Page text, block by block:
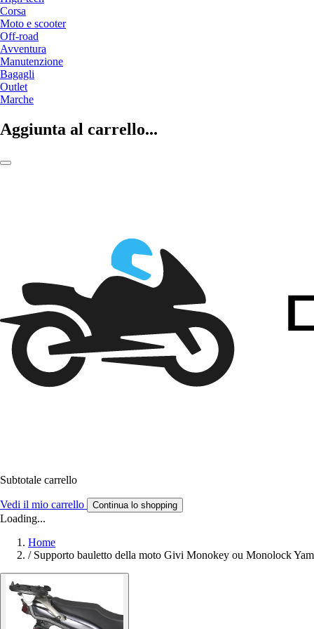
Corsa
Moto e scooter
Off-road
Avventura
Manutenzione
Bagagli
Outlet
Marche
Aggiunta al carrello...
Subtotale carrello
Vedi il mio carrello Continua lo shopping
Loading...
Home
/ Supporto bauletto della moto Givi Monokey ou Monolock